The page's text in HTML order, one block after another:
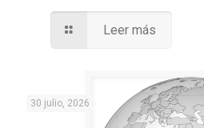
Leer más
30 julio, 2026